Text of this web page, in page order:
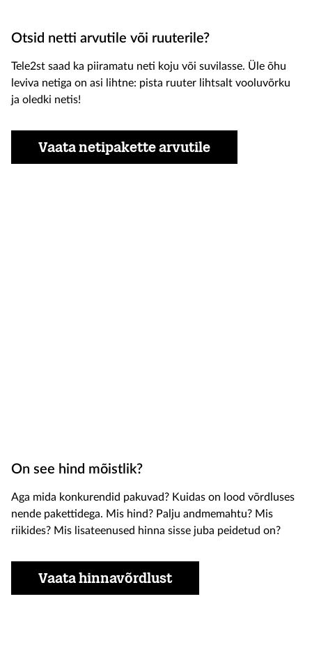
Otsid netti arvutile või ruuterile?
Tele2st saad ka piiramatu neti koju või suvilasse. Üle õhu
leviva netiga on asi lihtne: pista ruuter lihtsalt vooluvõrku
ja oledki netis!
Vaata netipakette arvutile
On see hind mõistlik?
Aga mida konkurendid pakuvad? Kuidas on lood võrdluses
nende pakettidega. Mis hind? Palju andmemahtu? Mis
riikides? Mis lisateenused hinna sisse juba peidetud on?
Vaata hinnavõrdlust